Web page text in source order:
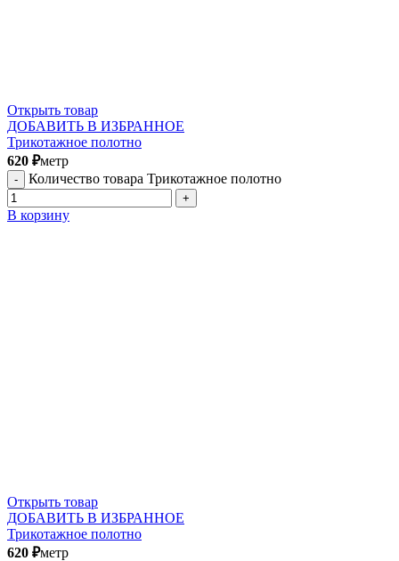
Открыть товар
ДОБАВИТЬ В ИЗБРАННОЕ
Трикотажное полотно
620 ₽метр
Количество товара Трикотажное полотно
В корзину
Открыть товар
ДОБАВИТЬ В ИЗБРАННОЕ
Трикотажное полотно
620 ₽метр